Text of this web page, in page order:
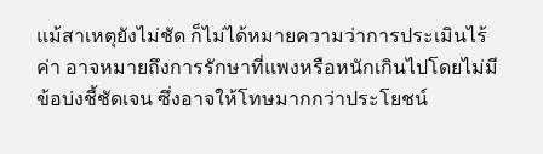
แม้สาเหตุยังไม่ชัด ก็ไม่ได้หมายความว่าการประเมินไร้
ค่า อาจหมายถึงการรักษาที่แพงหรือหนักเกินไปโดยไม่มี
ข้อบ่งชี้ชัดเจน ซึ่งอาจให้โทษมากกว่าประโยชน์